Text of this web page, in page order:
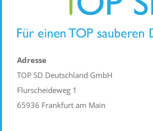
Adresse
TOP SD Deutschland GmbH
Flurscheideweg 1
65936 Frankfurt am Main